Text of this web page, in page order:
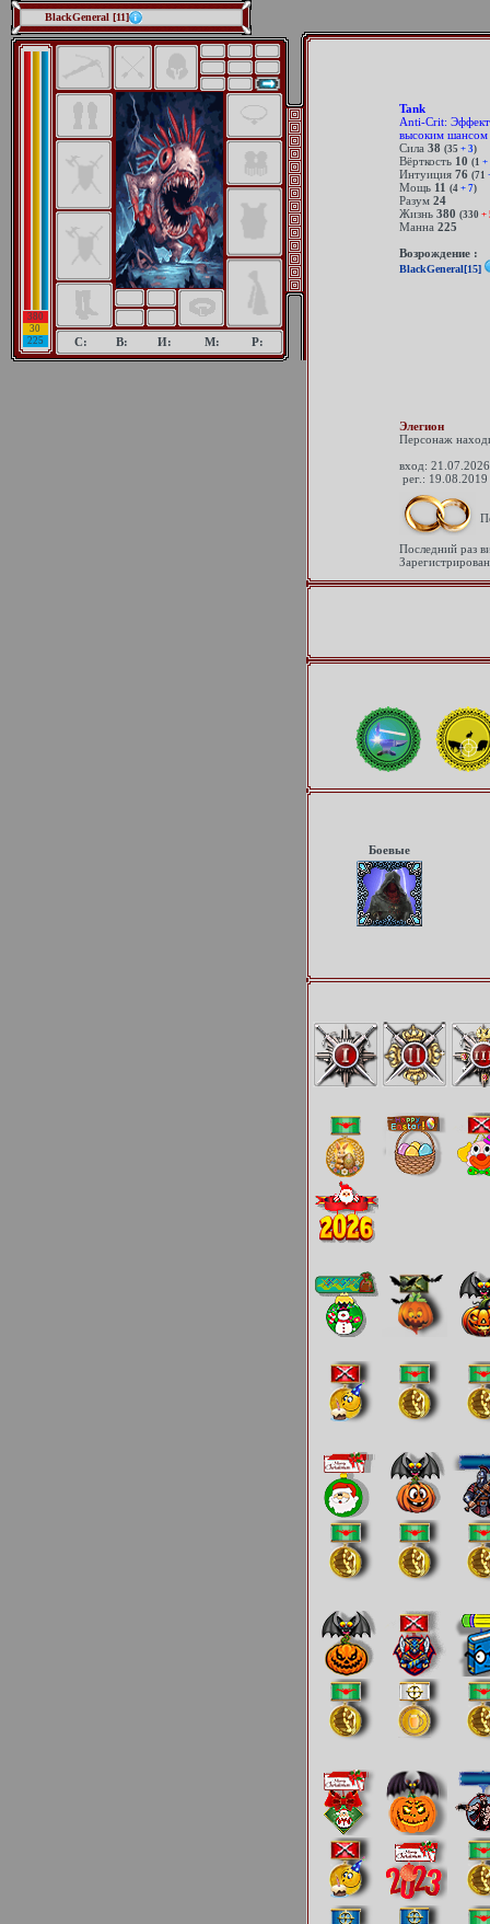
BlackGeneral [11]
380
30
225
С: В: И: М: Р:
Tank
Anti-Crit:
высоким шансом
Сила 38 (35 + 3)
Вёрткость 10 (1 +
Интуиция 76 (71
Мощь 11 (4+ 7)
Разум 24
Жизнь 380 (330 +
Манна 225
Возрождение :
BlackGeneral[15]
Элегион
Персонаж
вход:
рег.: 19.08.2019
Последний раз
Боевые